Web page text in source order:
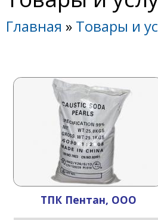
Главная » Товары и
ТПК Пентан, ООО